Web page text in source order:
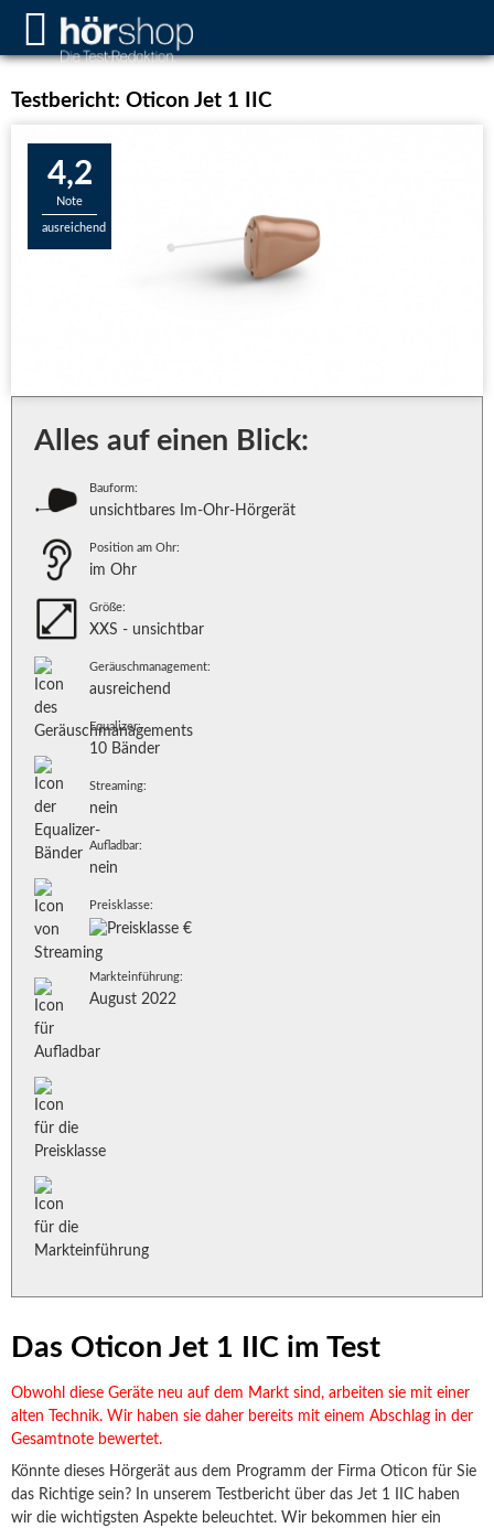
Testbericht: Oticon Jet 1 IIC
4,2
Note
ausreichend
Das Oticon Jet 1 IIC im Test
Obwohl diese Geräte neu auf dem Markt sind, arbeiten sie mit einer
alten Technik. Wir haben sie daher bereits mit einem Abschlag in der
Gesamtnote bewertet.
Könnte dieses Hörgerät aus dem Programm der Firma Oticon für Sie
das Richtige sein? In unserem Testbericht über das Jet 1 IIC haben
wir die wichtigsten Aspekte beleuchtet. Wir bekommen hier ein
Alles auf einen Blick:
Bauform:
unsichtbares Im-Ohr-Hörgerät
Position am Ohr:
im Ohr
Größe:
XXS - unsichtbar
Geräuschmanagement:
ausreichend
Equalizer:
10 Bänder
Streaming:
nein
Aufladbar:
nein
Preisklasse:
Markteinführung:
August 2022